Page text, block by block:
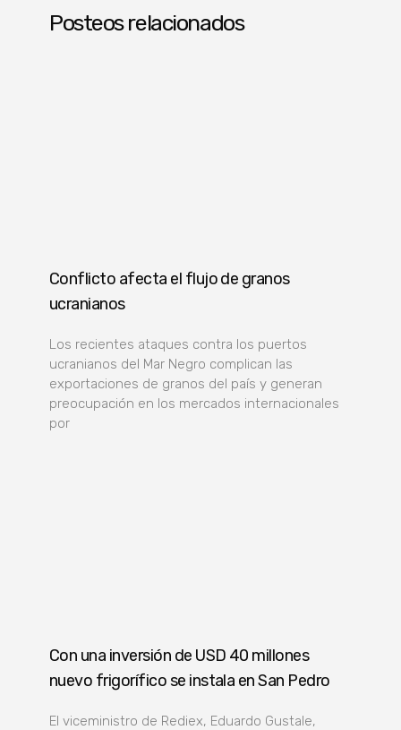
Posteos relacionados
Conflicto afecta el flujo de granos
ucranianos
Los recientes ataques contra los puertos
ucranianos del Mar Negro complican las
exportaciones de granos del país y generan
preocupación en los mercados internacionales
por
Con una inversión de USD 40 millones
nuevo frigorífico se instala en San Pedro
El viceministro de Rediex, Eduardo Gustale,